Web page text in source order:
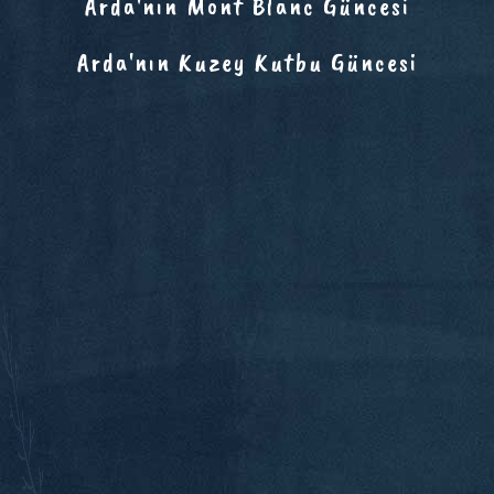
Arda'nın Kuzey Kutbu Güncesi